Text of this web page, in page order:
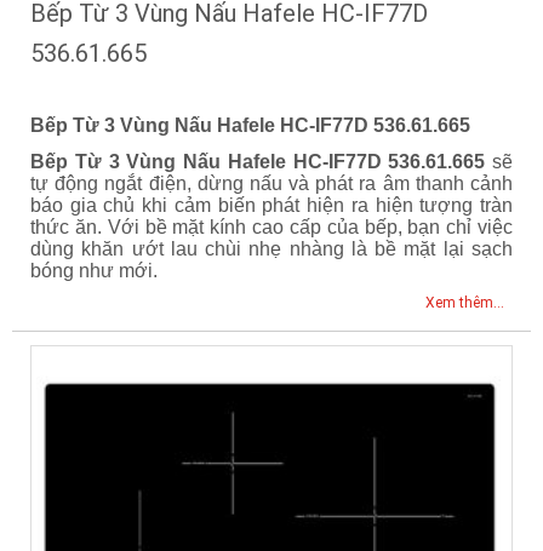
Bếp Từ 3 Vùng Nấu Hafele HC-IF77D
536.61.665
Bếp Từ 3 Vùng Nấu Hafele HC-IF77D 536.61.665
Bếp Từ 3 Vùng Nấu Hafele HC-IF77D 536.61.665 sẽ
tự động ngắt điện, dừng nấu và phát ra âm thanh cảnh
báo gia chủ khi cảm biến phát hiện ra hiện tượng tràn
thức ăn. Với bề mặt kính cao cấp của bếp, bạn chỉ việc
dùng khăn ướt lau chùi nhẹ nhàng là bề mặt lại sạch
bóng như mới.
Xem thêm...